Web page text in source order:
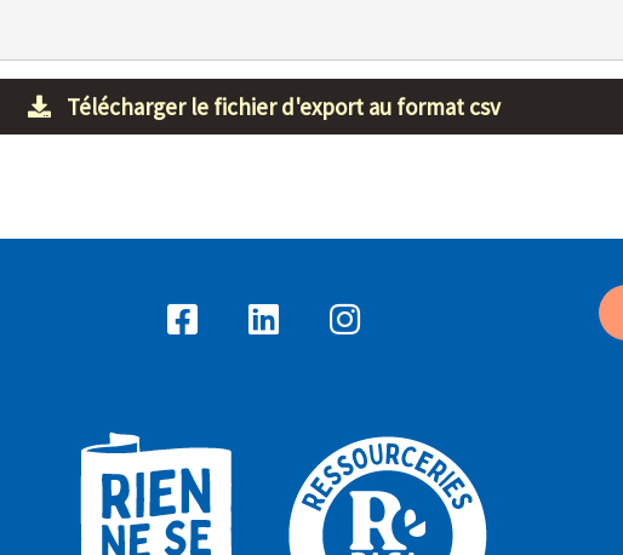
Télécharger le fichier d'export au format csv